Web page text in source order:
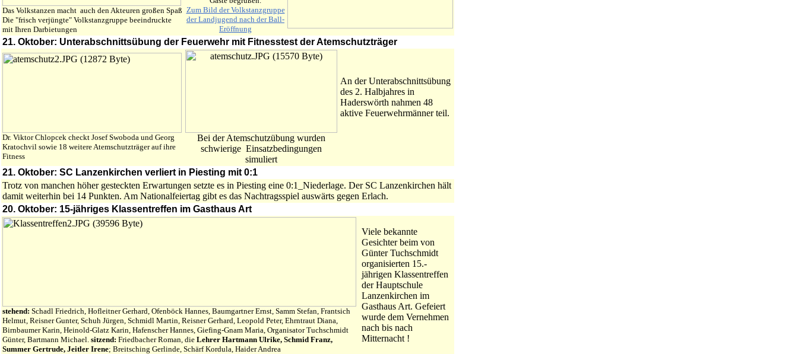
Das Volkstanzen macht auch den Akteuren großen Spaß
Die "frisch verjüngte" Volkstanzgruppe beeindruckte
mit Ihren Darbietungen
Zum Bild der Volkstanzgruppe
der Landjugend nach der Ball-
Eröffnung
21. Oktober: Unterabschnittsübung der Feuerwehr mit Fitnesstest der Atemschutzträger
Dr. Viktor Chlopcek checkt Josef Swoboda und Georg
Kratochvil sowie 18 weitere Atemschutzträger auf ihre
Fitness
Bei der Atemschutzübung wurden
schwierige Einsatzbedingungen
simuliert
An der Unterabschnittsübung
des 2. Halbjahres in
Haderswörth nahmen 48
aktive Feuerwehrmänner teil.
21. Oktober: SC Lanzenkirchen verliert in Piesting mit 0:1
Trotz von manchen höher gesteckten Erwartungen setzte es in Piesting eine 0:1_Niederlage. Der SC Lanzenkirchen hält
damit weiterhin bei 14 Punkten. Am Nationalfeiertag gibt es das Nachtragsspiel auswärts gegen Erlach.
20. Oktober: 15-jähriges Klassentreffen im Gasthaus Art
stehend: Schadl Friedrich, Hofleitner Gerhard, Ofenböck Hannes, Baumgartner Ernst, Samm Stefan, Frantsich
Helmut, Reisner Gunter, Schuh Jürgen, Schmidl Martin, Reisner Gerhard, Leopold Peter, Ehrntraut Diana,
Birnbaumer Karin, Heinold-Glatz Karin, Hafenscher Hannes, Giefing-Gnam Maria, Organisator Tuchschmidt
Günter, Bartmann Michael. sitzend: Friedbacher Roman, die Lehrer Hartmann Ulrike, Schmid Franz,
Summer Gertrude, Jeitler Irene; Breitsching Gerlinde, Schärf Kordula, Haider Andrea
Viele bekannte
Gesichter beim von
Günter Tuchschmidt
organisierten 15.-
jährigen Klassentreffen
der Hauptschule
Lanzenkirchen im
Gasthaus Art. Gefeiert
wurde dem Vernehmen
nach bis nach
Mitternacht !